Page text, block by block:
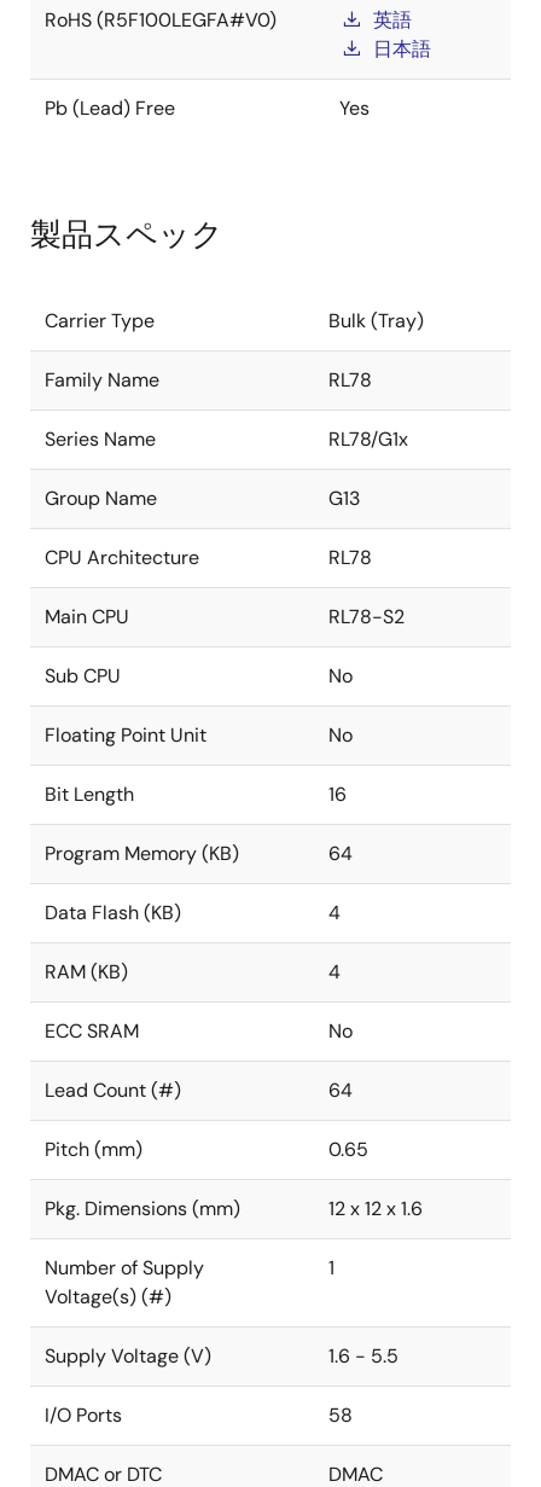
RoHS (R5F100LEGFA#V0)
英語
日本語
Pb (Lead) Free Yes
製品スペック
Carrier Type Bulk (Tray)
Family Name RL78
Series Name RL78/G1x
Group Name G13
CPU Architecture RL78
Main CPU RL78-S2
Sub CPU No
Floating Point Unit No
Bit Length 16
Program Memory (KB) 64
Data Flash (KB) 4
RAM (KB) 4
ECC SRAM No
Lead Count (#) 64
Pitch (mm) 0.65
Pkg. Dimensions (mm) 12 x 12 x 1.6
Number of Supply
Voltage(s) (#)
1
Supply Voltage (V) 1.6 - 5.5
I/O Ports 58
DMAC or DTC DMAC